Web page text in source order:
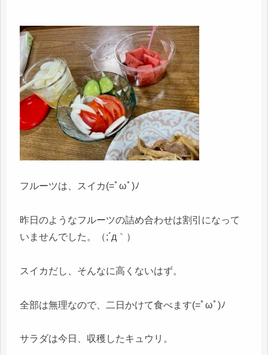
フルーツは、スイカ(=ﾟωﾟ)ﾉ
昨日のようなフルーツの詰め合わせは割引になって
いませんでした。（;´д｀）
スイカだし、そんなに高くないはず。
全部は無理なので、二日かけて食べます(=ﾟωﾟ)ﾉ
サラダは今日、収穫したキュウリ。